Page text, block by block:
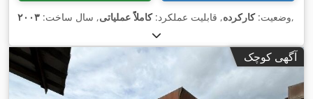
وضعیت:کارکرده, قابلیت عملکرد:کاملاً عملیاتی, سال ساخت: ۲۰۰۳ ,
آگهی کوچک